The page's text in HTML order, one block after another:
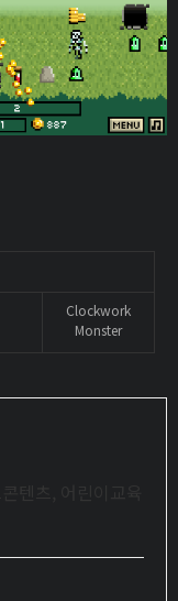
Clockwork
Monster